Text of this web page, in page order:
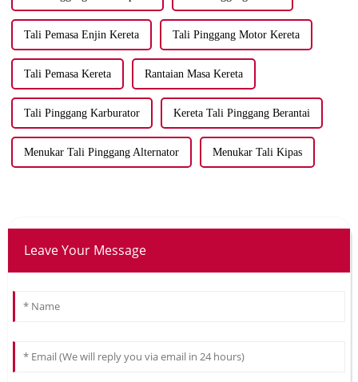
Tali Pemasa Enjin Kereta Tali Pinggang Motor Kereta
Tali Pemasa Kereta Rantaian Masa Kereta
Tali Pinggang Karburator Kereta Tali Pinggang Berantai
Menukar Tali Pinggang Alternator Menukar Tali Kipas
Leave Your Message